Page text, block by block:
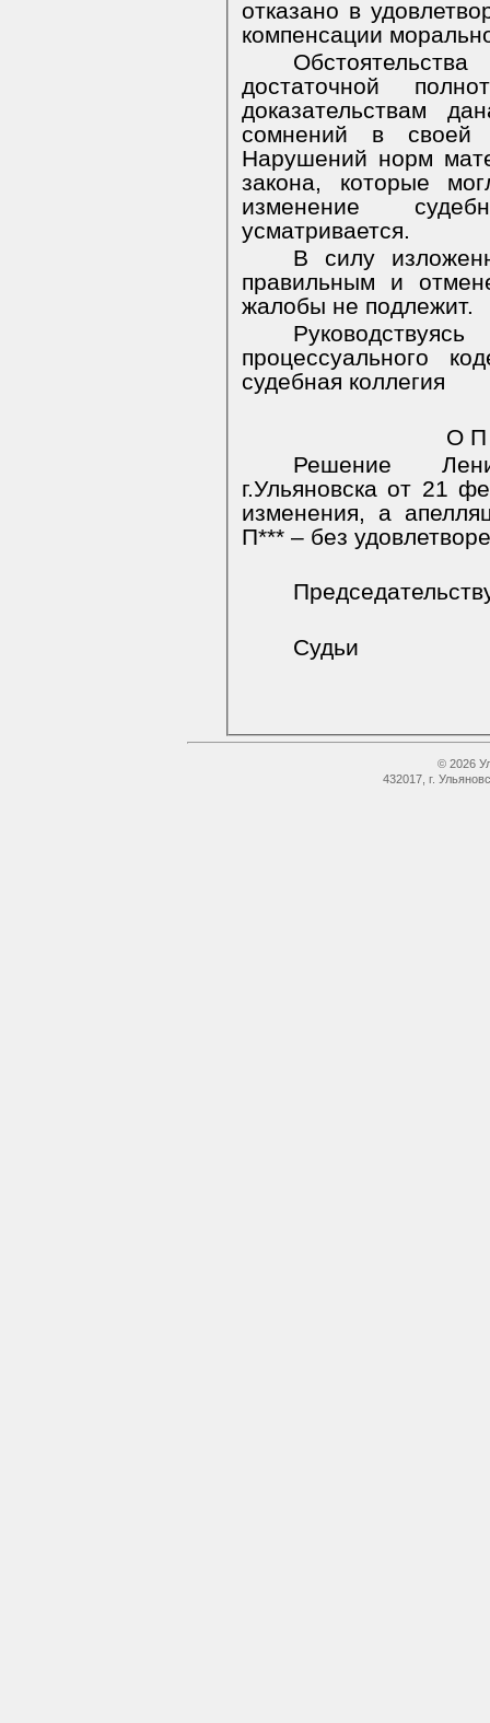
отказано в
компенсации
достаточной
доказательствам
сомнений в своей
Нарушений норм
закона, которые
изменение
усматривается.
В силу
правильным и
жалобы не подлежит.
процессуального
судебная коллегия
О П
Решение
г.Ульяновска от 21
изменения, а
П*** – без
Судьи
© 2026
432017, г.